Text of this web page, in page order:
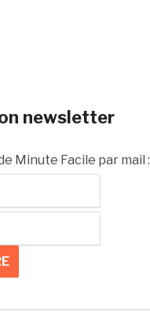
newsletter
Minute Facile par mail :